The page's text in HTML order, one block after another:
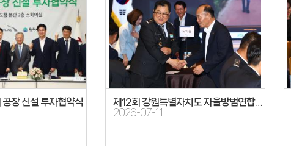
장 신설 투자협약식 제12회 강원특별자치도 자율방범연합회 자율방범대원의 날 기념식
2026-07-11